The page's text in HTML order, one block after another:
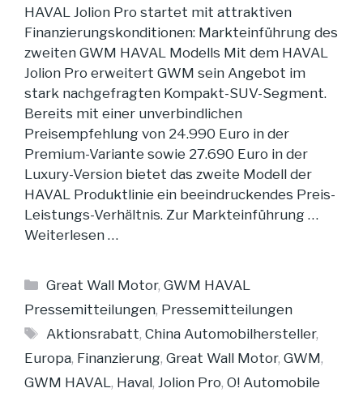
HAVAL Jolion Pro startet mit attraktiven
Finanzierungskonditionen: Markteinführung des
zweiten GWM HAVAL Modells Mit dem HAVAL
Jolion Pro erweitert GWM sein Angebot im
stark nachgefragten Kompakt-SUV-Segment.
Bereits mit einer unverbindlichen
Preisempfehlung von 24.990 Euro in der
Premium-Variante sowie 27.690 Euro in der
Luxury-Version bietet das zweite Modell der
HAVAL Produktlinie ein beeindruckendes Preis-
Leistungs-Verhältnis. Zur Markteinführung …
Weiterlesen …
Kategorien
Great Wall Motor,GWM HAVAL
Pressemitteilungen, Pressemitteilungen
Schlagwörter
Aktionsrabatt,China Automobilhersteller,
Europa, Finanzierung, Great Wall Motor, GWM,
GWM HAVAL, Haval, Jolion Pro, O! Automobile